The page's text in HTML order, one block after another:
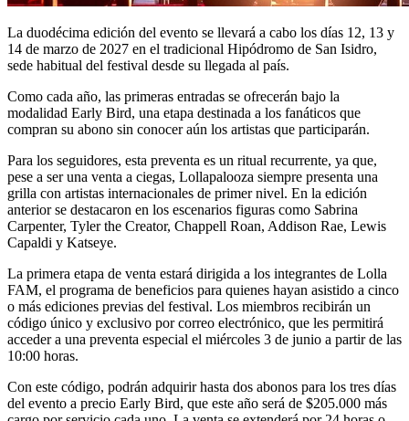
La duodécima edición del evento se llevará a cabo los días 12, 13 y
14 de marzo de 2027 en el tradicional Hipódromo de San Isidro,
sede habitual del festival desde su llegada al país.
Como cada año, las primeras entradas se ofrecerán bajo la
modalidad Early Bird, una etapa destinada a los fanáticos que
compran su abono sin conocer aún los artistas que participarán.
Para los seguidores, esta preventa es un ritual recurrente, ya que,
pese a ser una venta a ciegas, Lollapalooza siempre presenta una
grilla con artistas internacionales de primer nivel. En la edición
anterior se destacaron en los escenarios figuras como Sabrina
Carpenter, Tyler the Creator, Chappell Roan, Addison Rae, Lewis
Capaldi y Katseye.
La primera etapa de venta estará dirigida a los integrantes de Lolla
FAM, el programa de beneficios para quienes hayan asistido a cinco
o más ediciones previas del festival. Los miembros recibirán un
código único y exclusivo por correo electrónico, que les permitirá
acceder a una preventa especial el miércoles 3 de junio a partir de las
10:00 horas.
Con este código, podrán adquirir hasta dos abonos para los tres días
del evento a precio Early Bird, que este año será de $205.000 más